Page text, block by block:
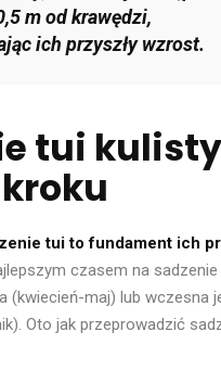
m od krawędzi,
ich przyszły wzrost.
tui
tui to fundament ich
czasem na
(kwiecień-maj) lub wczesna
Oto jak przeprowadzić